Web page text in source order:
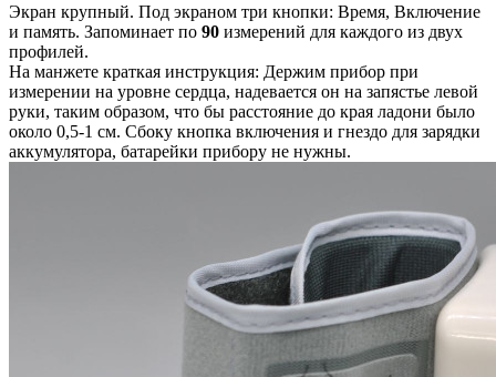
Экран крупный. Под экраном три кнопки: Время, Включение
и память. Запоминает по 90 измерений для каждого из двух
профилей.
На манжете краткая инструкция: Держим прибор при
измерении на уровне сердца, надевается он на запястье левой
руки, таким образом, что бы расстояние до края ладони было
около 0,5-1 см. Сбоку кнопка включения и гнездо для зарядки
аккумулятора, батарейки прибору не нужны.